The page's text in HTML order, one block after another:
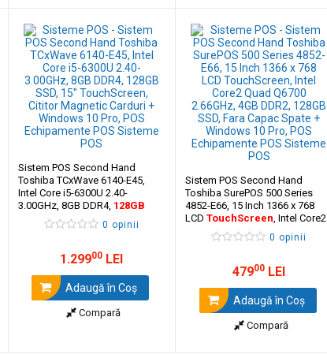
Sistem POS Second Hand
Toshiba TCxWave 6140-E45,
Intel Core i5-6300U 2.40-
3.00GHz, 8GB DDR4, 128GB
SSD, 15"TouchScreen , Cititor
Magnetic Carduri + Windows 10
0 opinii
1.29900 LEI
Adaugă în Coş
Compară
Sistem POS Second Hand
Toshiba SurePOS 500 Series
4852-E66, 15 Inch 1366 x 768
LCD TouchScreen, Intel Core2
Quad Q6700 2.66GHz, 4GB
DDR2,128GBSSD,FaraCapac
0 opinii
47900 LEI
Adaugă în Coş
Compară